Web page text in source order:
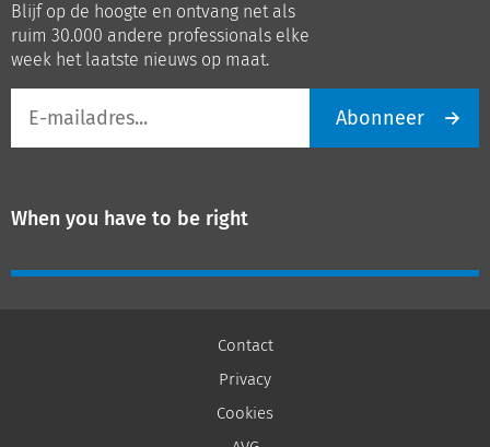
LinkedInYoutube
Blijf op de hoogte en ontvang net als
ruim 30.000 andere professionals elke
week het laatste nieuws op maat.
mailadres
Abonneer
When you have to be right
Contact
Privacy
Cookies